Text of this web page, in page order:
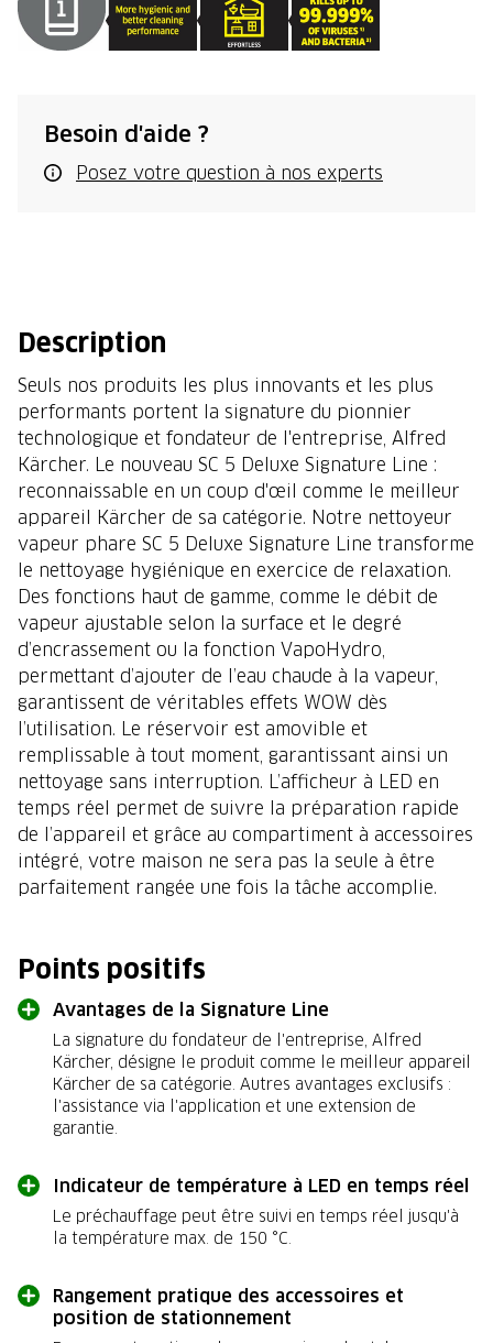
Besoin d'aide ?
Posez votre question à nos experts
Description
Seuls nos produits les plus innovants et les plus
performants portent la signature du pionnier
technologique et fondateur de l'entreprise, Alfred
Kärcher. Le nouveau SC 5 Deluxe Signature Line :
reconnaissable en un coup d'œil comme le meilleur
appareil Kärcher de sa catégorie. Notre nettoyeur
vapeur phare SC 5 Deluxe Signature Line transforme
le nettoyage hygiénique en exercice de relaxation.
Des fonctions haut de gamme, comme le débit de
vapeur ajustable selon la surface et le degré
d’encrassement ou la fonction VapoHydro,
permettant d’ajouter de l’eau chaude à la vapeur,
garantissent de véritables effets WOW dès
l’utilisation. Le réservoir est amovible et
remplissable à tout moment, garantissant ainsi un
nettoyage sans interruption. L’afficheur à LED en
temps réel permet de suivre la préparation rapide
de l’appareil et grâce au compartiment à accessoires
intégré, votre maison ne sera pas la seule à être
parfaitement rangée une fois la tâche accomplie.
Points positifs
Avantages de la Signature Line
La signature du fondateur de l'entreprise, Alfred
Kärcher, désigne le produit comme le meilleur appareil
Kärcher de sa catégorie. Autres avantages exclusifs :
l'assistance via l'application et une extension de
garantie.
Indicateur de température à LED en temps réel
Le préchauffage peut être suivi en temps réel jusqu'à
la température max. de 150 °C.
Rangement pratique des accessoires et
position de stationnement